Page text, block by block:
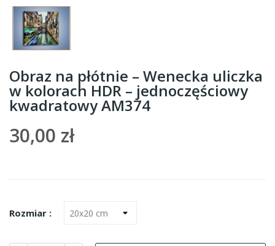
Obraz na płótnie – Wenecka uliczka
w kolorach HDR – jednoczęściowy
kwadratowy AM374
30,00 zł
Rozmiar :